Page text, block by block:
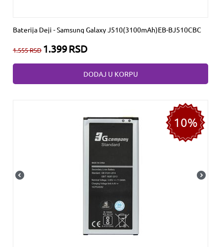
Baterija Deji - Samsung Galaxy J510(3100mAh)EB-BJ510CBC
1.555RSD 1.399RSD
DODAJ U KORPU
10%